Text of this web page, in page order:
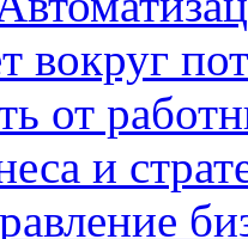
вокруг
от
и